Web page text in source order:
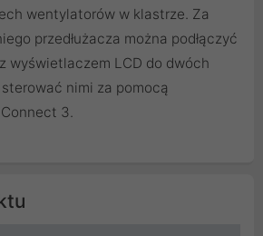
wentylatorów w klastrze. Za
przedłużacza można podłączyć
wyświetlaczem LCD do dwóch
nimi za pomocą
3.